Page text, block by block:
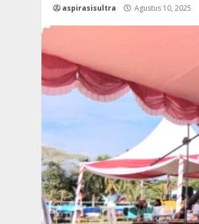
aspirasisultra Agustus 10, 2025